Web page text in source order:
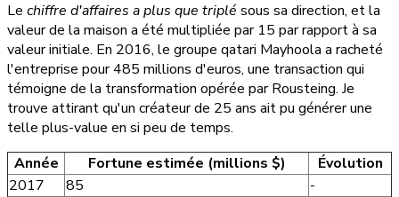
Le chiffre d'affaires a plus que triplé sous sa direction, et la
valeur de la maison a été multipliée par 15 par rapport à sa
valeur initiale. En 2016, le groupe qatari Mayhoola a racheté
l'entreprise pour 485 millions d'euros, une transaction qui
témoigne de la transformation opérée par Rousteing. Je
trouve attirant qu'un créateur de 25 ans ait pu générer une
telle plus-value en si peu de temps.
Année
Fortune estimée (millions $)
Évolution
2017
85
-